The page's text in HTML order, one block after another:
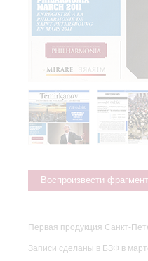
Воспроизвести фрагмент
Первая продукция Санкт-
Записи сделаны в БЗФ в